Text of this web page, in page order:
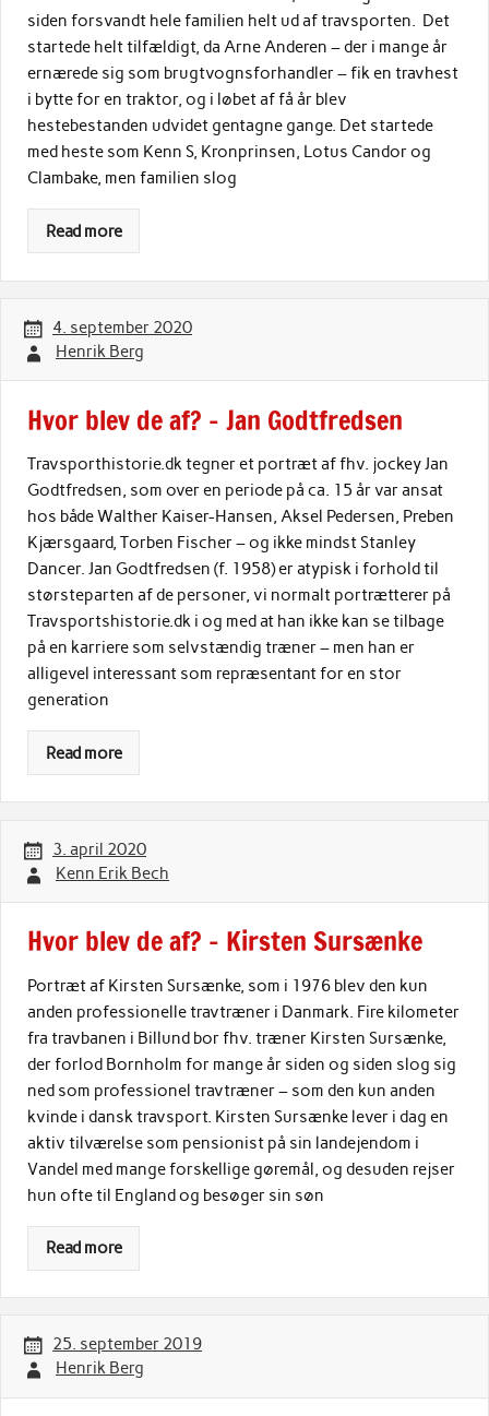
siden forsvandt hele familien helt ud af travsporten. Det
startede helt tilfældigt, da Arne Anderen – der i mange år
ernærede sig som brugtvognsforhandler – fik en travhest
i bytte for en traktor, og i løbet af få år blev
hestebestanden udvidet gentagne gange. Det startede
med heste som Kenn S, Kronprinsen, Lotus Candor og
Clambake, men familien slog
Read more
4. september 2020
Henrik Berg
Hvor blev de af? – Jan Godtfredsen
Travsporthistorie.dk tegner et portræt af fhv. jockey Jan
Godtfredsen, som over en periode på ca. 15 år var ansat
hos både Walther Kaiser-Hansen, Aksel Pedersen, Preben
Kjærsgaard, Torben Fischer – og ikke mindst Stanley
Dancer. Jan Godtfredsen (f. 1958) er atypisk i forhold til
størsteparten af de personer, vi normalt portrætterer på
Travsportshistorie.dk i og med at han ikke kan se tilbage
på en karriere som selvstændig træner – men han er
alligevel interessant som repræsentant for en stor
generation
Read more
3. april 2020
Kenn Erik Bech
Hvor blev de af? – Kirsten Sursænke
Portræt af Kirsten Sursænke, som i 1976 blev den kun
anden professionelle travtræner i Danmark. Fire kilometer
fra travbanen i Billund bor fhv. træner Kirsten Sursænke,
der forlod Bornholm for mange år siden og siden slog sig
ned som professionel travtræner – som den kun anden
kvinde i dansk travsport. Kirsten Sursænke lever i dag en
aktiv tilværelse som pensionist på sin landejendom i
Vandel med mange forskellige gøremål, og desuden rejser
hun ofte til England og besøger sin søn
Read more
25. september 2019
Henrik Berg